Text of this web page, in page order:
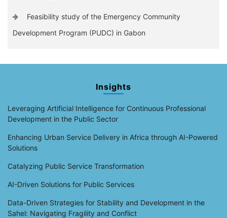
Feasibility study of the Emergency Community
Development Program (PUDC) in Gabon
Insights
Leveraging Artificial Intelligence for Continuous Professional
Development in the Public Sector
Enhancing Urban Service Delivery in Africa through AI-Powered
Solutions
Catalyzing Public Service Transformation
AI-Driven Solutions for Public Services
Data-Driven Strategies for Stability and Development in the
Sahel: Navigating Fragility and Conflict